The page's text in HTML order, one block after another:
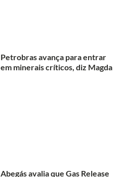
Petrobras avança para entrar
em minerais críticos, diz Magda
Abegás avalia que Gas Release